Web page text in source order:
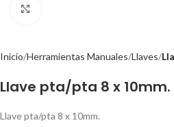
Inicio Herramientas Manuales Llaves
Llave pta/pta 8 x 10mm.
Llave pta/pta 8 x 10mm.